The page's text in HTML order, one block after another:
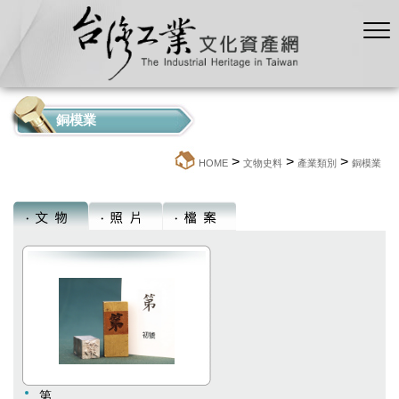
銅模業
HOME > 文物史料 > 產業類別 > 銅模業
第